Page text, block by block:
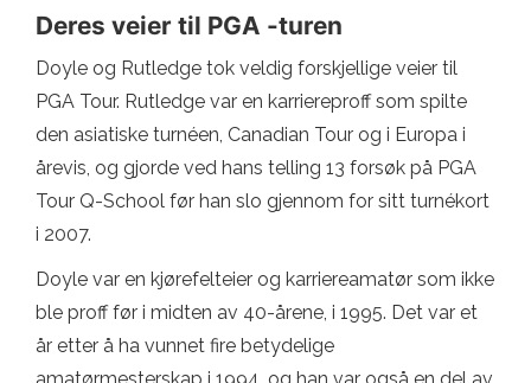
Deres veier til PGA -turen
Doyle og Rutledge tok veldig forskjellige veier til
PGA Tour. Rutledge var en karriereproff som spilte
den asiatiske turnéen, Canadian Tour og i Europa i
årevis, og gjorde ved hans telling 13 forsøk på PGA
Tour Q-School før han slo gjennom for sitt turnékort
i 2007.
Doyle var en kjørefelteier og karriereamatør som ikke
ble proff før i midten av 40-årene, i 1995. Det var et
år etter å ha vunnet fire betydelige
amatørmesterskap i 1994, og han var også en del av